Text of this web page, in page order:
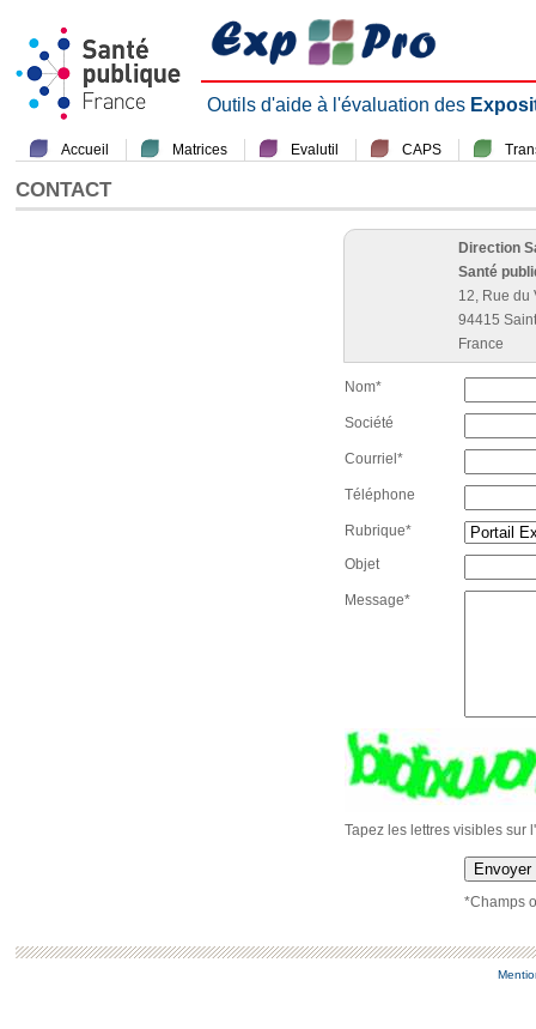
Outils d'aide à l'évaluation des
Accueil Matrices Evalutil CAPS
CONTACT
Direction
Santé
12, Rue du
94415
France
Nom*
Société
Courriel*
Téléphone
Rubrique*
Objet
Message*
Tapez les lettres visibles sur
Envoyer
*Champs